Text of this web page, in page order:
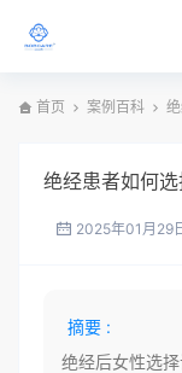
首页 案例百科
绝经患者如何
2025年01月29
摘要 :
绝经后女性选